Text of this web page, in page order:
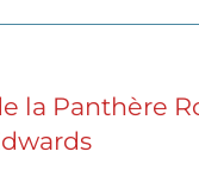
la Panthère